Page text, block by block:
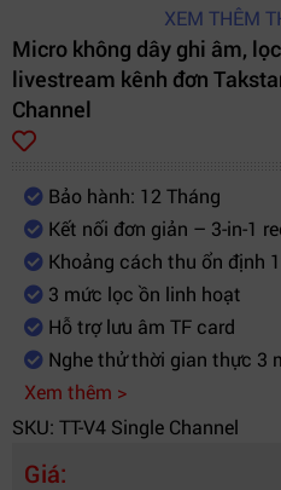
Trọng lượng receiver
~
Điện áp đầu vào
DC
Chế độ lọc ồn
3
XEM THÊM
Micro không dây ghi âm,
livestream kênh đơn
Channel
Bảo hành: 12 Tháng
Kết nối đơn giản – 3-in-1
Khoảng cách thu ổn định
3 mức lọc ồn linh hoạt
Hỗ trợ lưu âm TF card
Nghe thử thời gian thực 3
Xem thêm >
SKU: TT-V4 Single Channel
Giá: